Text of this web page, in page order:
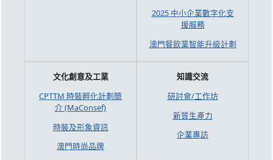
2025 中小企業數字化支
援服務
澳門餐飲業智能升級計劃
文化創意及工業
CPTTM 時裝孵化計劃簡
介 (MaConsef)
時裝及形象資訊
澳門時尚品牌
知識交流
研討會/工作坊
新質生產力
企業專訪